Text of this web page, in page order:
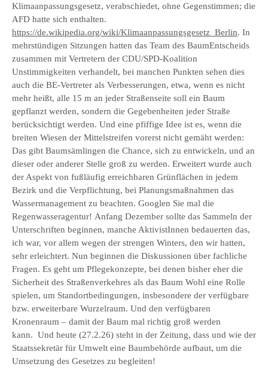
Klimaanpassungsgesetz, verabschiedet, ohne Gegenstimmen; die
AFD hatte sich enthalten.
https://de.wikipedia.org/wiki/Klimaanpassungsgesetz_Berlin. In
mehrstündigen Sitzungen hatten das Team des BaumEntscheids
zusammen mit Vertretern der CDU/SPD-Koalition
Unstimmigkeiten verhandelt, bei manchen Punkten sehen dies
auch die BE-Vertreter als Verbesserungen, etwa, wenn es nicht
mehr heißt, alle 15 m an jeder Straßenseite soll ein Baum
gepflanzt werden, sondern die Gegebenheiten jeder Straße
berücksichtigt werden. Und eine pfiffige Idee ist es, wenn die
breiten Wiesen der Mittelstreifen vorerst nicht gemäht werden:
Das gibt Baumsämlingen die Chance, sich zu entwickeln, und an
dieser oder anderer Stelle groß zu werden. Erweitert wurde auch
der Aspekt von fußläufig erreichbaren Grünflächen in jedem
Bezirk und die Verpflichtung, bei Planungsmaßnahmen das
Wassermanagement zu beachten. Googlen Sie mal die
Regenwasseragentur! Anfang Dezember sollte das Sammeln der
Unterschriften beginnen, manche AktivistInnen bedauerten das,
ich war, vor allem wegen der strengen Winters, den wir hatten,
sehr erleichtert. Nun beginnen die Diskussionen über fachliche
Fragen. Es geht um Pflegekonzepte, bei denen bisher eher die
Sicherheit des Straßenverkehres als das Baum Wohl eine Rolle
spielen, um Standortbedingungen, insbesondere der verfügbare
bzw. erweiterbare Wurzelraum. Und den verfügbaren
Kronenraum – damit der Baum mal richtig groß werden
kann. Und heute (27.2.26) steht in der Zeitung, dass und wie der
Staatssekretär für Umwelt eine Baumbehörde aufbaut, um die
Umsetzung des Gesetzes zu begleiten!